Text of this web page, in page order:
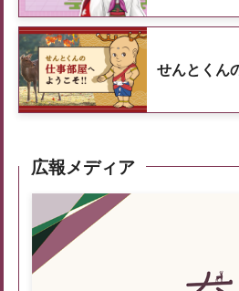
せんとくん
広報メディア